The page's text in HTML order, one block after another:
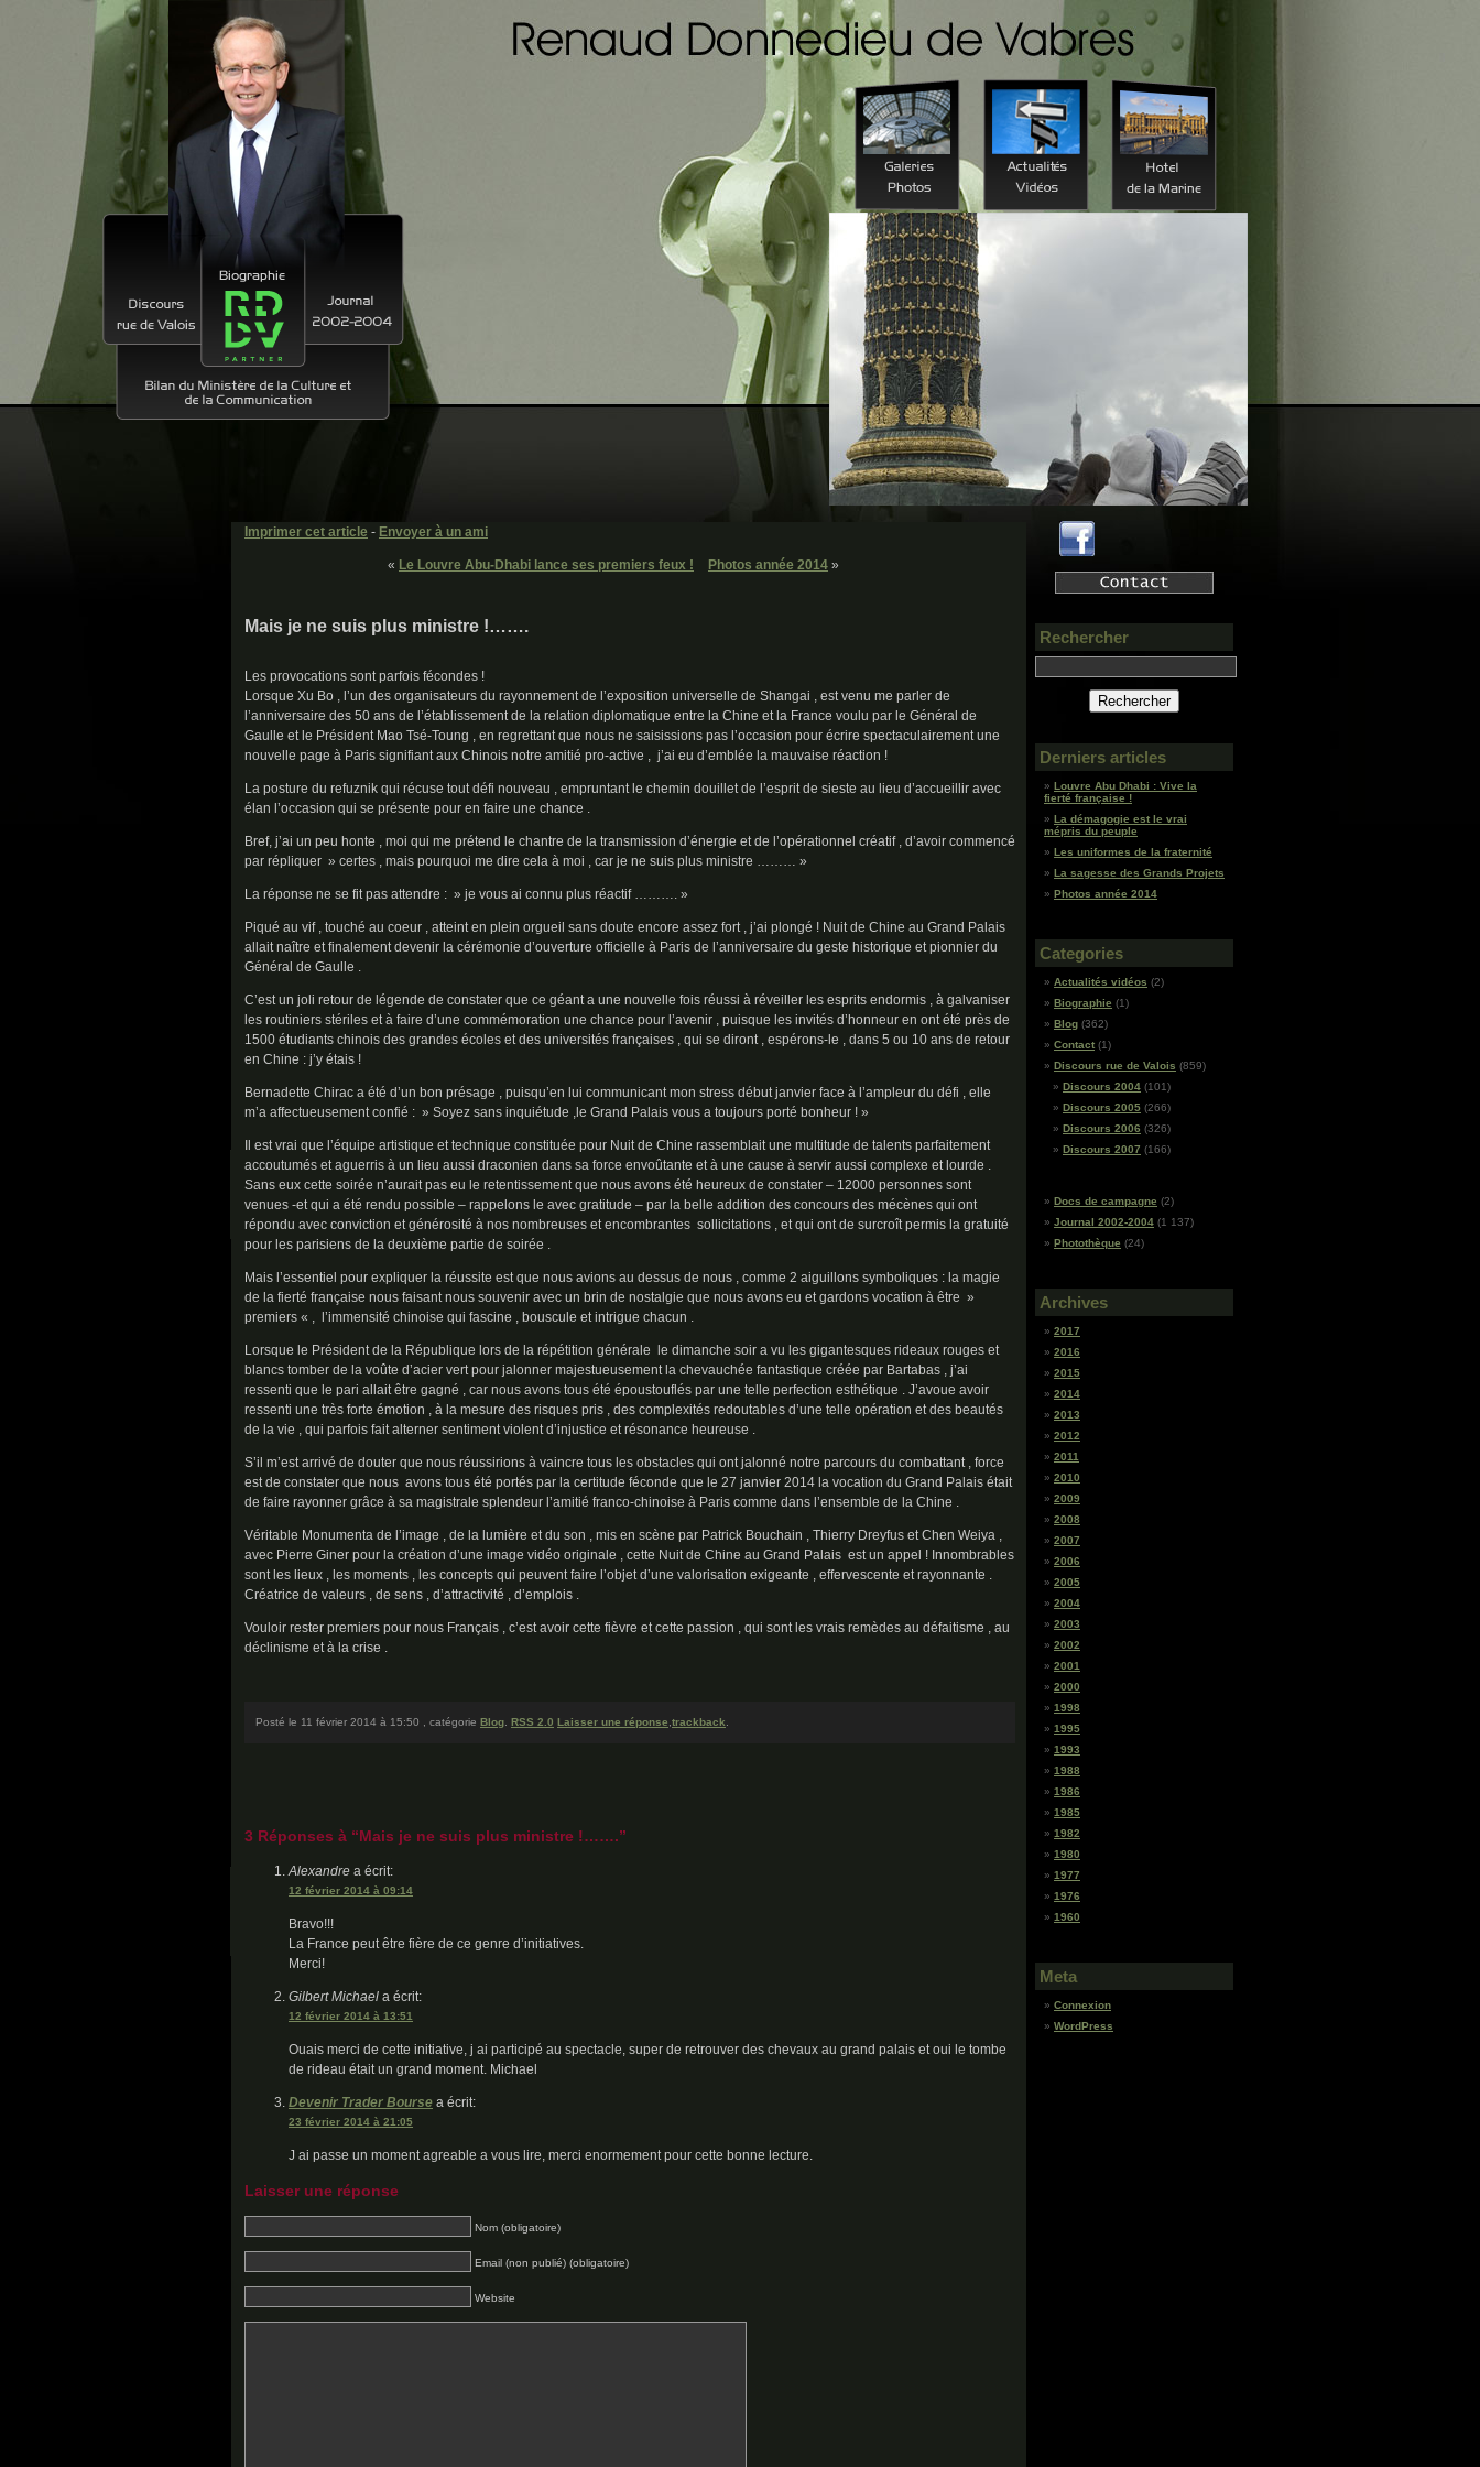
Imprimer cet article - Envoyer à un ami
« Le Louvre Abu-Dhabi lance ses premiers feux ! Photos année 2014 »
Mais je ne suis plus ministre !…….
Les provocations sont parfois fécondes !
Lorsque Xu Bo , l’un des organisateurs du rayonnement de l’exposition universelle de Shangai , est venu me parler de
l’anniversaire des 50 ans de l’établissement de la relation diplomatique entre la Chine et la France voulu par le Général de
Gaulle et le Président Mao Tsé-Toung , en regrettant que nous ne saisissions pas l’occasion pour écrire spectaculairement une
nouvelle page à Paris signifiant aux Chinois notre amitié pro-active , j’ai eu d’emblée la mauvaise réaction !
La posture du refuznik qui récuse tout défi nouveau , empruntant le chemin douillet de l’esprit de sieste au lieu d’accueillir avec
élan l’occasion qui se présente pour en faire une chance .
Bref, j’ai un peu honte , moi qui me prétend le chantre de la transmission d’énergie et de l’opérationnel créatif , d’avoir commencé
par répliquer » certes , mais pourquoi me dire cela à moi , car je ne suis plus ministre ……… »
La réponse ne se fit pas attendre : » je vous ai connu plus réactif ………. »
Piqué au vif , touché au coeur , atteint en plein orgueil sans doute encore assez fort , j’ai plongé ! Nuit de Chine au Grand Palais
allait naître et finalement devenir la cérémonie d’ouverture officielle à Paris de l’anniversaire du geste historique et pionnier du
Général de Gaulle .
C’est un joli retour de légende de constater que ce géant a une nouvelle fois réussi à réveiller les esprits endormis , à galvaniser
les routiniers stériles et à faire d’une commémoration une chance pour l’avenir , puisque les invités d’honneur en ont été près de
1500 étudiants chinois des grandes écoles et des universités françaises , qui se diront , espérons-le , dans 5 ou 10 ans de retour
en Chine : j’y étais !
Bernadette Chirac a été d’un bon présage , puisqu’en lui communicant mon stress début janvier face à l’ampleur du défi , elle
m’a affectueusement confié : » Soyez sans inquiétude ,le Grand Palais vous a toujours porté bonheur ! »
Il est vrai que l’équipe artistique et technique constituée pour Nuit de Chine rassemblait une multitude de talents parfaitement
accoutumés et aguerris à un lieu aussi draconien dans sa force envoûtante et à une cause à servir aussi complexe et lourde .
Sans eux cette soirée n’aurait pas eu le retentissement que nous avons été heureux de constater – 12000 personnes sont
venues -et qui a été rendu possible – rappelons le avec gratitude – par la belle addition des concours des mécènes qui ont
répondu avec conviction et générosité à nos nombreuses et encombrantes sollicitations , et qui ont de surcroît permis la gratuité
pour les parisiens de la deuxième partie de soirée .
Mais l’essentiel pour expliquer la réussite est que nous avions au dessus de nous , comme 2 aiguillons symboliques : la magie
de la fierté française nous faisant nous souvenir avec un brin de nostalgie que nous avons eu et gardons vocation à être »
premiers « , l’immensité chinoise qui fascine , bouscule et intrigue chacun .
Lorsque le Président de la République lors de la répétition générale le dimanche soir a vu les gigantesques rideaux rouges et
blancs tomber de la voûte d’acier vert pour jalonner majestueusement la chevauchée fantastique créée par Bartabas , j’ai
ressenti que le pari allait être gagné , car nous avons tous été époustouflés par une telle perfection esthétique . J’avoue avoir
ressenti une très forte émotion , à la mesure des risques pris , des complexités redoutables d’une telle opération et des beautés
de la vie , qui parfois fait alterner sentiment violent d’injustice et résonance heureuse .
S’il m’est arrivé de douter que nous réussirions à vaincre tous les obstacles qui ont jalonné notre parcours du combattant , force
est de constater que nous avons tous été portés par la certitude féconde que le 27 janvier 2014 la vocation du Grand Palais était
de faire rayonner grâce à sa magistrale splendeur l’amitié franco-chinoise à Paris comme dans l’ensemble de la Chine .
Véritable Monumenta de l’image , de la lumière et du son , mis en scène par Patrick Bouchain , Thierry Dreyfus et Chen Weiya ,
avec Pierre Giner pour la création d’une image vidéo originale , cette Nuit de Chine au Grand Palais est un appel ! Innombrables
sont les lieux , les moments , les concepts qui peuvent faire l’objet d’une valorisation exigeante , effervescente et rayonnante .
Créatrice de valeurs , de sens , d’attractivité , d’emplois .
Vouloir rester premiers pour nous Français , c’est avoir cette fièvre et cette passion , qui sont les vrais remèdes au défaitisme , au
déclinisme et à la crise .
Posté le 11 février 2014 à 15:50 , catégorie Blog RSS 2.0 Laisser une réponse trackback
3 Réponses à “Mais je ne suis plus ministre !…….”
Alexandre a écrit:
12 février 2014 à 09:14
Bravo!!!
La France peut être fière de ce genre d’initiatives.
Merci!
Gilbert Michael a écrit:
12 février 2014 à 13:51
Ouais merci de cette initiative, j ai participé au spectacle, super de retrouver des chevaux au grand palais et oui le tombe
de rideau était un grand moment. Michael
Devenir Trader Bourse a écrit:
23 février 2014 à 21:05
J ai passe un moment agreable a vous lire, merci enormement pour cette bonne lecture.
Laisser une réponse
Nom (obligatoire)
Email (non publié) (obligatoire)
Website
Rechercher
Derniers articles
Louvre Abu Dhabi : Vive la
fierté française !
La démagogie est le vrai
mépris du peuple
Les uniformes de la fraternité
La sagesse des Grands Projets
Photos année 2014
Categories
Actualités vidéos (2)
Biographie (1)
Blog (362)
Contact (1)
Discours rue de Valois (859)
Discours 2004 (101)
Discours 2005 (266)
Discours 2006 (326)
Discours 2007 (166)
Docs de campagne (2)
Journal 2002-2004 (1 137)
Photothèque (24)
Archives
2017
2016
2015
2014
2013
2012
2011
2010
2009
2008
2007
2006
2005
2004
2003
2002
2001
2000
1998
1995
1993
1988
1986
1985
1982
1980
1977
1976
1960
Meta
Connexion
WordPress